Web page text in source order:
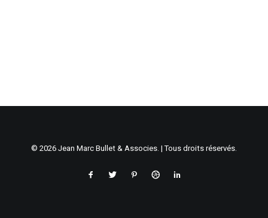
© 2026 Jean Marc Bullet & Associes. | Tous droits réservés.